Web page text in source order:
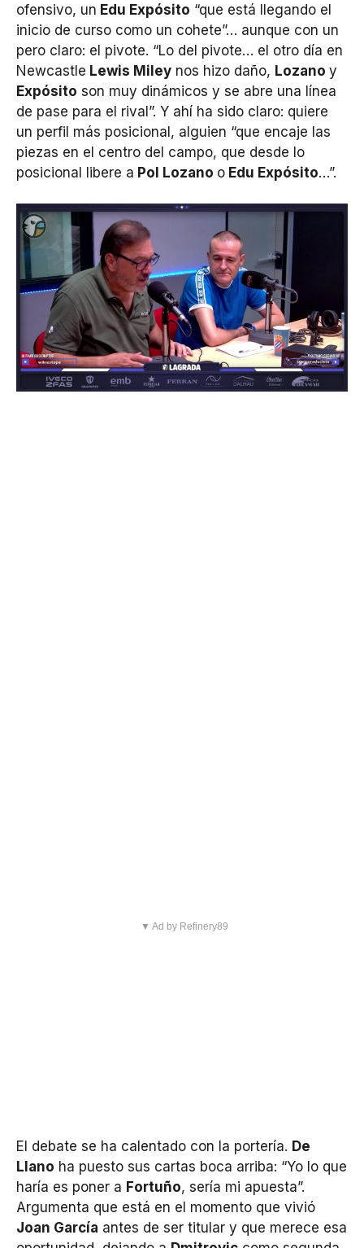
ofensivo, un Edu Expósito “que está llegando el
inicio de curso como un cohete”… aunque con un
pero claro: el pivote. “Lo del pivote… el otro día en
Newcastle Lewis Miley nos hizo daño, Lozano y
Expósito son muy dinámicos y se abre una línea
de pase para el rival”. Y ahí ha sido claro: quiere
un perfil más posicional, alguien “que encaje las
piezas en el centro del campo, que desde lo
posicional libere a Pol Lozano o Edu Expósito…”.
▼ Ad by Refinery89
El debate se ha calentado con la portería. De
Llano ha puesto sus cartas boca arriba: “Yo lo que
haría es poner a Fortuño, sería mi apuesta”.
Argumenta que está en el momento que vivió
Joan García antes de ser titular y que merece esa